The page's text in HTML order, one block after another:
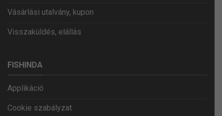
Vásárlási utalvány, kupon
Visszaküldés, elállás
FISHINDA
Applikáció
Cookie szabályzat